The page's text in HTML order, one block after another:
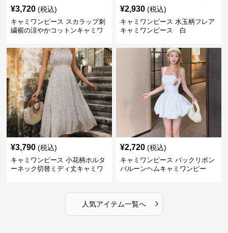
¥3,720 (税込)
キャミワンピース スカラップ刺
繍裾の涼やかコットンキャミワ
¥2,930 (税込)
キャミワンピース 水玉柄フレア
キャミワンピース 白
¥3,790 (税込)
キャミワンピース 小花柄ホルタ
ーネック切替ミディ丈キャミワ
¥2,720 (税込)
キャミワンピース バックリボン
バルーンヘムキャミワンピー
人気アイテム一覧へ ›